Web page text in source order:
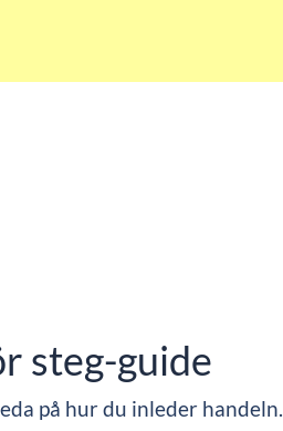
steg-guide
på hur du inleder handeln.